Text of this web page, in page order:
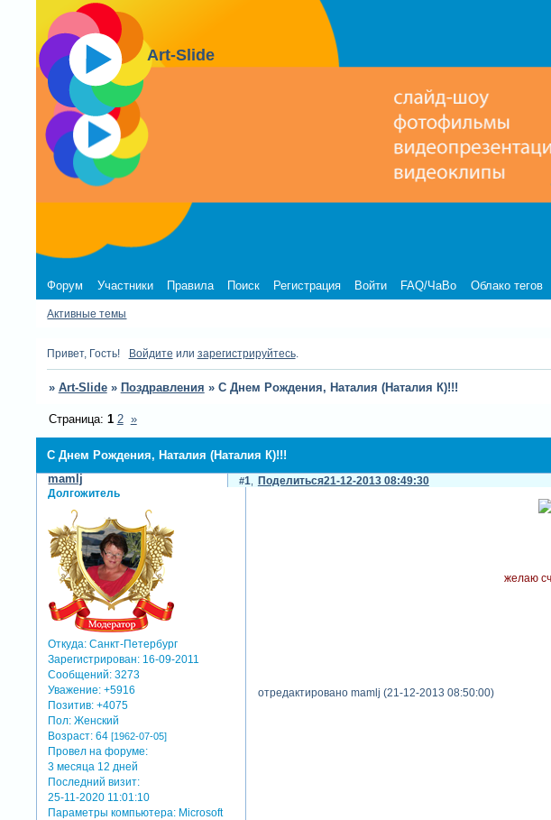
Art-Slide
Форум Участники Правила Поиск Регистрация Войти FAQ/ЧаВо Облако тегов
Активные темы
Привет, Гость! Войдите или зарегистрируйтесь.
» Art-Slide » Поздравления » С Днем Рождения, Наталия (Наталия К)!!!
С Днем Рождения, Наталия (Наталия К)!!!
Страница: 1 2 »
Поделиться
1 21-12-2013 08:49:30
mamlj
Долгожитель
Откуда: Санкт-Петербург
Зарегистрирован: 16-09-2011
Сообщений: 3273
Уважение: +5916
Позитив: +4075
Пол: Женский
Возраст: 64[1962-07-05]
Провел на форуме:
3 месяца 12 дней
Последний визит:
25-11-2020 11:01:10
Параметры компьютера: Microsoft
желаю
отредактировано mamlj (21-12-2013 08:50:00)